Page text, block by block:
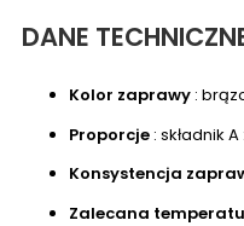
DANE
Kolor zaprawy :
Proporcje : składnik A
Konsystencja
Zalecana